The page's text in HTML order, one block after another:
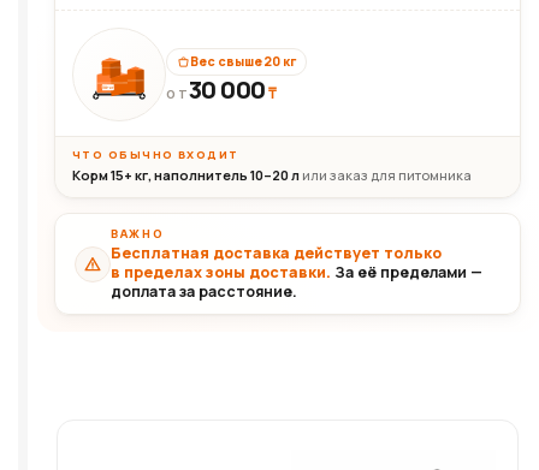
30+кг
Вес свыше 20 кг
ОТ30 000₸
ЧТО ОБЫЧНО ВХОДИТ
Корм 15+ кг, наполнитель 10–20 л или заказ для питомника
ВАЖНО
Бесплатная доставка действует только
в пределах зоны доставки. За её пределами —
доплата за расстояние.